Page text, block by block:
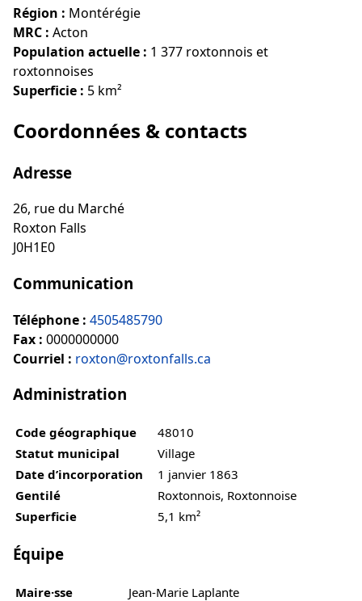
Région : Montérégie
MRC : Acton
Population actuelle : 1 377 roxtonnois et
roxtonnoises
Superficie : 5 km²
Coordonnées & contacts
Adresse
26, rue du Marché
Roxton Falls
J0H1E0
Communication
Téléphone : 4505485790
Fax : 0000000000
Courriel : roxton@roxtonfalls.ca
Administration
Code géographique
48010
Statut municipal
Village
Date d’incorporation
1 janvier 1863
Gentilé
Roxtonnois, Roxtonnoise
Superficie
5,1 km²
Équipe
Maire·sse
Jean-Marie Laplante